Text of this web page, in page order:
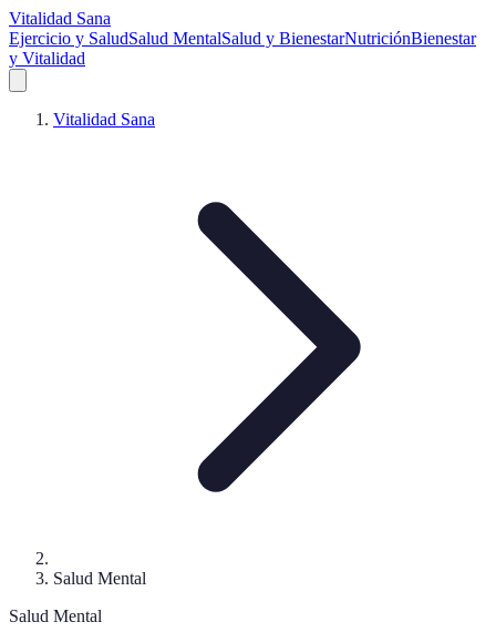
Vitalidad Sana
Ejercicio y SaludSalud MentalSalud y BienestarNutriciónBienestar
y Vitalidad
Vitalidad Sana
Salud Mental
Salud Mental